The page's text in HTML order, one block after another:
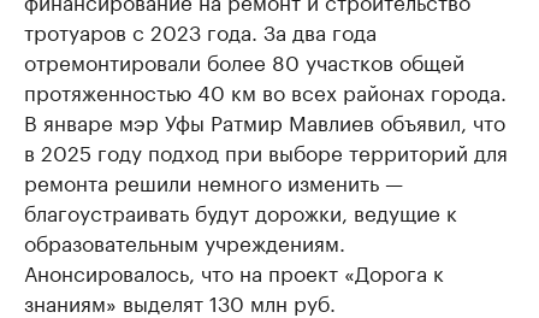
тротуаров с 2023 года. За два года
отремонтировали более 80 участков общей
протяженностью 40 км во всех районах города.
В январе мэр Уфы Ратмир Мавлиев объявил, что
в 2025 году подход при выборе территорий для
ремонта решили немного изменить —
благоустраивать будут дорожки, ведущие к
образовательным учреждениям.
Анонсировалось, что на проект «Дорога к
знаниям» выделят 130 млн руб.